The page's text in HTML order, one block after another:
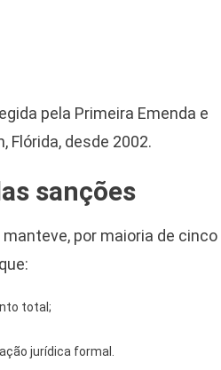
pela Primeira Emenda e
Flórida, desde 2002.
sanções
por maioria de cinco
total;
jurídica formal.